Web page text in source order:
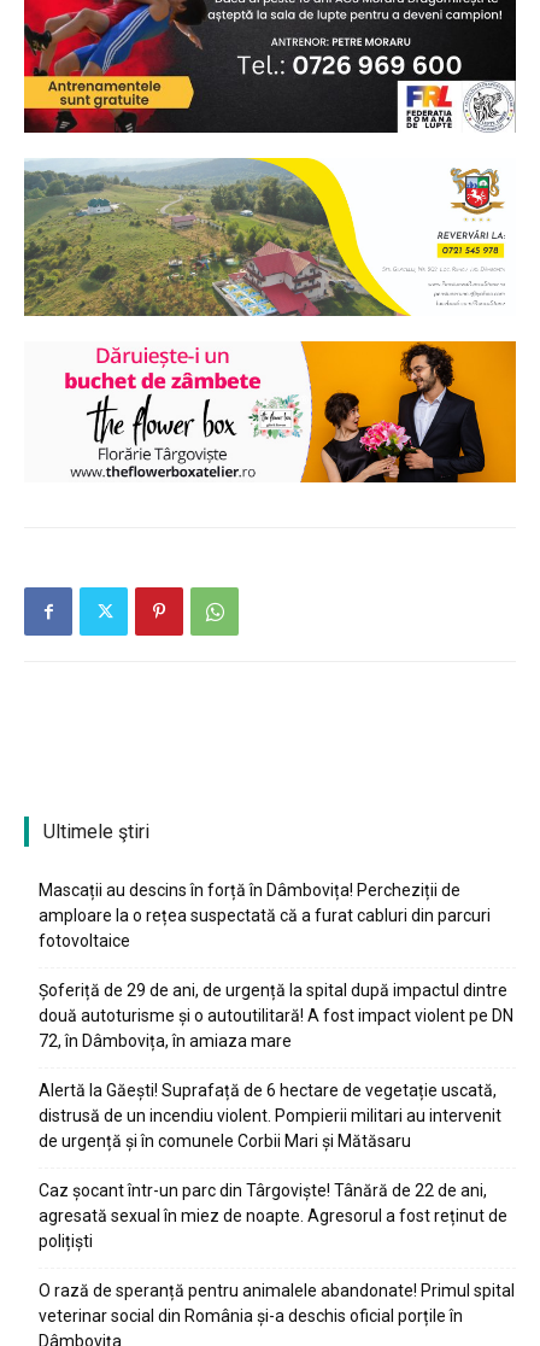
Ultimele ştiri
Mascații au descins în forță în Dâmbovița! Percheziții de
amploare la o rețea suspectată că a furat cabluri din parcuri
fotovoltaice
Șoferiță de 29 de ani, de urgență la spital după impactul dintre
două autoturisme și o autoutilitară! A fost impact violent pe DN
72, în Dâmbovița, în amiaza mare
Alertă la Găești! Suprafață de 6 hectare de vegetație uscată,
distrusă de un incendiu violent. Pompierii militari au intervenit
de urgență și în comunele Corbii Mari și Mătăsaru
Caz șocant într-un parc din Târgoviște! Tânără de 22 de ani,
agresată sexual în miez de noapte. Agresorul a fost reținut de
polițiști
O rază de speranță pentru animalele abandonate! Primul spital
veterinar social din România și-a deschis oficial porțile în
Dâmbovița